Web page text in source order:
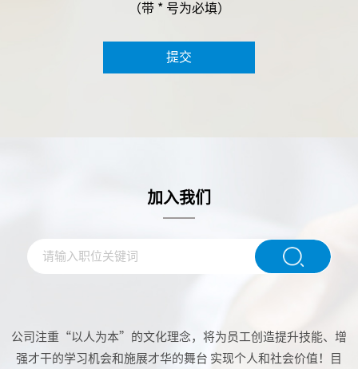
（带 * 号为必填）
加入我们
公司注重“以人为本”的文化理念，将为员工创造提升技能、增
强才干的学习机会和施展才华的舞台 实现个人和社会价值！目